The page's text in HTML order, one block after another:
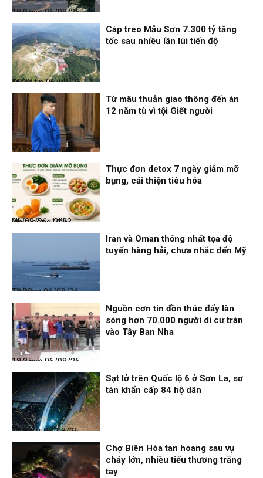
Thế giới
06/08/26, 19:05
Điểm tin
06/08/26, 16:23
Cáp treo Mẫu Sơn 7.300 tỷ tăng
tốc sau nhiều lần lùi tiến độ
Thời sự
06/08/26, 14:28
Từ mâu thuẫn giao thông đến án
12 năm tù vì tội Giết người
Nhịp sống 24h
06/08/26, 14:23
Thực đơn detox 7 ngày giảm mỡ
bụng, cải thiện tiêu hóa
Thời sự
06/08/26, 12:38
Iran và Oman thống nhất tọa độ
tuyến hàng hải, chưa nhắc đến Mỹ
Thế giới
06/08/26, 12:35
Nguồn cơn tin đồn thúc đẩy làn
sóng hơn 70.000 người di cư tràn
vào Tây Ban Nha
Thời sự
06/08/26, 12:33
Sạt lở trên Quốc lộ 6 ở Sơn La, sơ
tán khẩn cấp 84 hộ dân
Chợ Biên Hòa tan hoang sau vụ
cháy lớn, nhiều tiểu thương trắng
tay